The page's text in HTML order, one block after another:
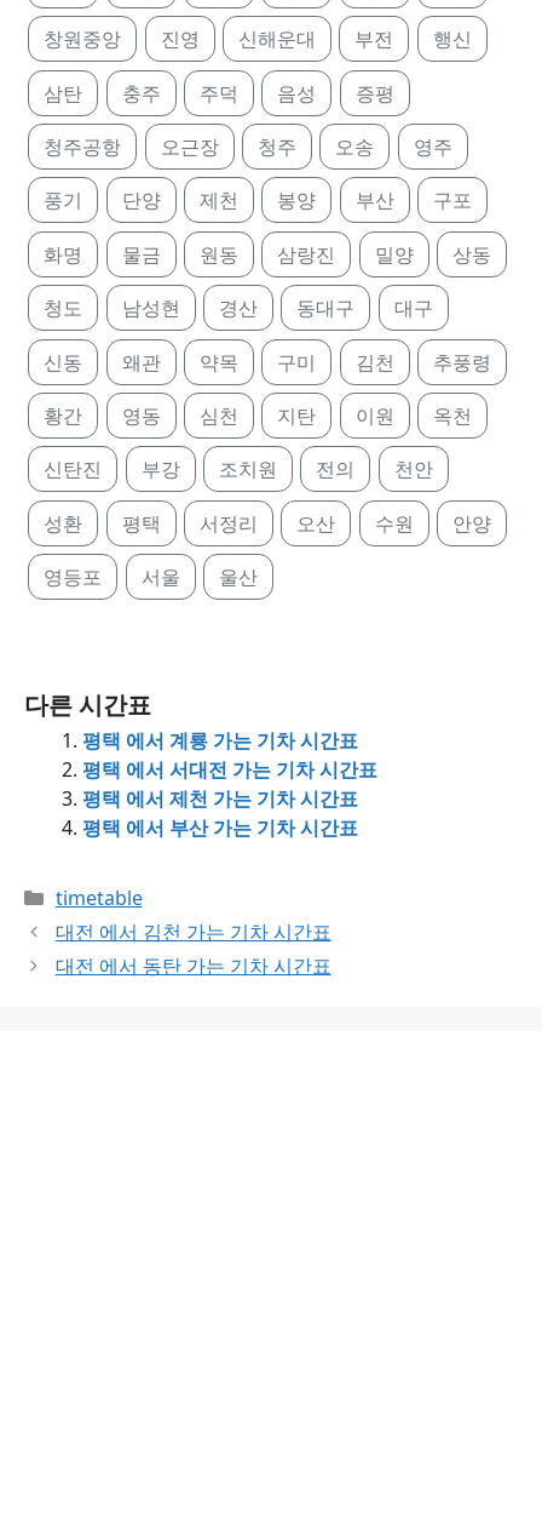
창원중앙 진영 신해운대 부전 행신
삼탄 충주 주덕 음성 증평
청주공항 오근장 청주 오송 영주
풍기 단양 제천 봉양 부산 구포
화명 물금 원동 삼랑진 밀양 상동
청도 남성현 경산 동대구 대구
신동 왜관 약목 구미 김천 추풍령
황간 영동 심천 지탄 이원 옥천
신탄진 부강 조치원 전의 천안
성환 평택 서정리 오산 수원 안양
영등포 서울 울산
다른 시간표
평택 에서 계룡 가는 기차 시간표
평택 에서 서대전 가는 기차 시간표
평택 에서 제천 가는 기차 시간표
평택 에서 부산 가는 기차 시간표
Categories
timetable
대전 에서 김천 가는 기차 시간표
대전 에서 동탄 가는 기차 시간표